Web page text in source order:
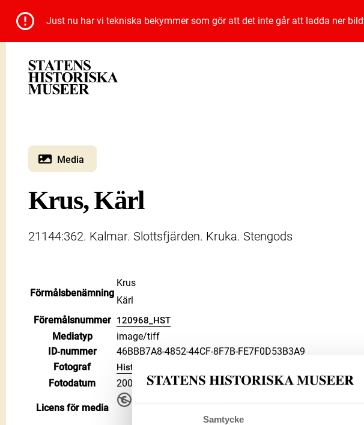
Samtycke
Just nu har vi tekniska bekymmer som gör att det inte går att ladda ner
Media
Krus, Kärl
21144:362. Kalmar. Slottsfjärden. Kruka. Stengods
Förmålsbenämning
Krus
Kärl
Föremålsnummer 120968_HST
Mediatyp
image/tiff
ID‑nummer
46BBB7A8-4852-44CF-8F7B-FE7F0D53B3A9
Fotograf
Historiska museet
Fotodatum 2003-03-11
Licens för media
Public Domain Mark PDM